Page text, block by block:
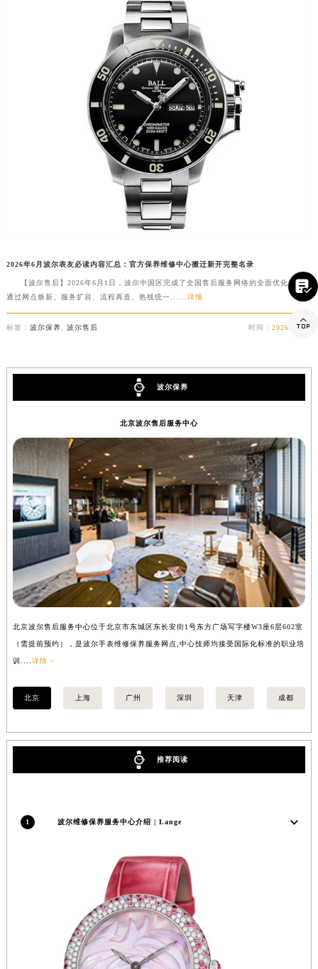
2026年6月波尔表友必读内容汇总：官方保养维修中心搬迁新开完整名录
【波尔售后】2026年6月1日，波尔中国区完成了全国售后服务网络的全面优化升级，
通过网点焕新、服务扩容、流程再造、热线统一...... 详细
标签： 波尔保养 波尔售后 时间：2026-05-28
波尔保养
北京波尔售后服务中心
北京波尔售后服务中心位于北京市东城区东长安街1号东方广场写字楼W3座6层602室
（需提前预约），是波尔手表维修保养服务网点,中心技师均接受国际化标准的职业培
训.... 详情 >
北京 上海 广州 深圳 天津 成都
推荐阅读
1 波尔维修保养服务中心介绍 | Lange

